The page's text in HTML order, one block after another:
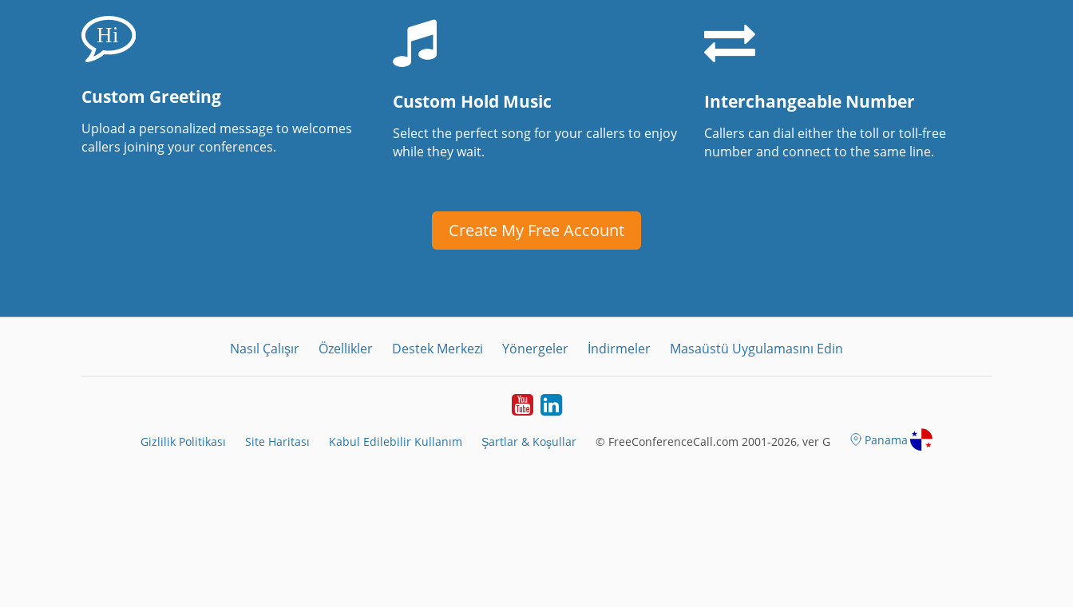
Custom Greeting
Upload a personalized message to welcomes
callers joining your conferences.
Custom Hold Music
Select the perfect song for your callers to enjoy
while they wait.
Interchangeable Number
Callers can dial either the toll or toll-free
number and connect to the same line.
Create My Free Account
Nasıl Çalışır Özellikler Destek Merkezi Yönergeler İndirmeler Masaüstü Uygulamasını Edin
YoutubeLinkedIn
Gizlilik Politikası Site Haritası Kabul Edilebilir Kullanım Şartlar & Koşullar © FreeConferenceCall.com 2001-2026, ver G Panama